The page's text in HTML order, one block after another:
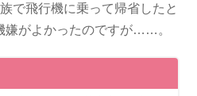
で飛行機に乗って帰省したと
嫌がよかったのですが……。